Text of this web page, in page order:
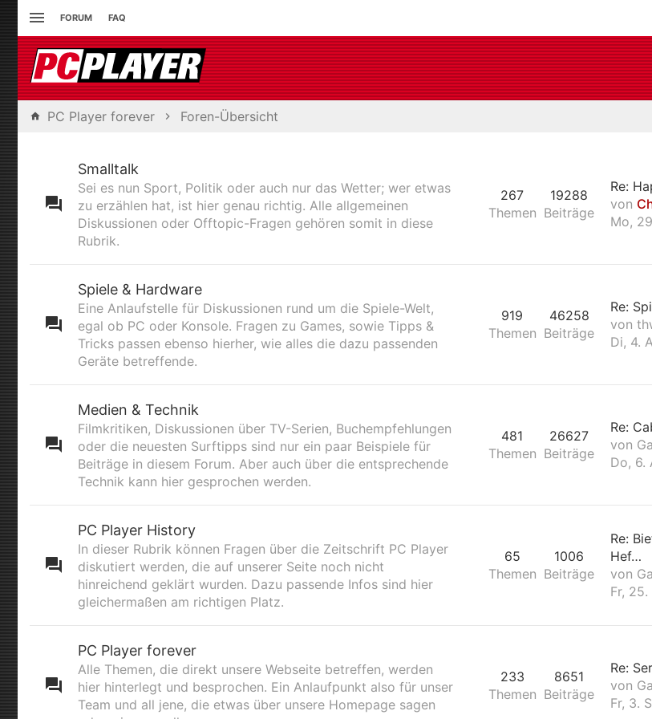
FORUM FAQ
PC Player forever Foren-Übersicht
Smalltalk
Sei es nun Sport, Politik oder auch nur das Wetter; wer etwas
zu erzählen hat, ist hier genau richtig. Alle allgemeinen
Diskussionen oder Offtopic-Fragen gehören somit in diese
Rubrik.
267
Themen
19288
Beiträge
Re:
von
Mo,
Spiele & Hardware
Eine Anlaufstelle für Diskussionen rund um die Spiele-Welt,
egal ob PC oder Konsole. Fragen zu Games, sowie Tipps &
Tricks passen ebenso hierher, wie alles die dazu passenden
Geräte betreffende.
919
Themen
46258
Beiträge
Re:
von
Di, 4.
Medien & Technik
Filmkritiken, Diskussionen über TV-Serien, Buchempfehlungen
oder die neuesten Surftipps sind nur ein paar Beispiele für
Beiträge in diesem Forum. Aber auch über die entsprechende
Technik kann hier gesprochen werden.
481
Themen
26627
Beiträge
Re:
von
Do, 6.
PC Player History
In dieser Rubrik können Fragen über die Zeitschrift PC Player
diskutiert werden, die auf unserer Seite noch nicht
hinreichend geklärt wurden. Dazu passende Infos sind hier
gleichermaßen am richtigen Platz.
65
Themen
1006
Beiträge
Re:
Hef…
von
Fr,
PC Player forever
Alle Themen, die direkt unsere Webseite betreffen, werden
hier hinterlegt und besprochen. Ein Anlaufpunkt also für unser
Team und all jene, die etwas über unsere Homepage sagen
233
Themen
8651
Beiträge
Re:
von
Fr, 3.